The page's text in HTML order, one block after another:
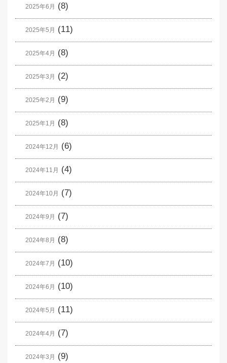
2025年6月 (8)
2025年5月 (11)
2025年4月 (8)
2025年3月 (2)
2025年2月 (9)
2025年1月 (8)
2024年12月 (6)
2024年11月 (4)
2024年10月 (7)
2024年9月 (7)
2024年8月 (8)
2024年7月 (10)
2024年6月 (10)
2024年5月 (11)
2024年4月 (7)
2024年3月 (9)